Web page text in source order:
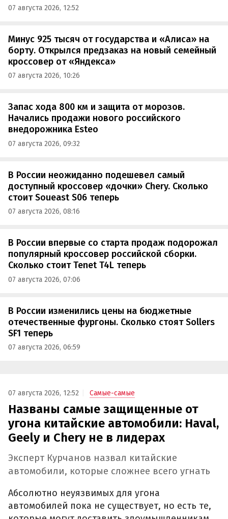
07 августа 2026, 12:52
Минус 925 тысяч от государства и «Алиса» на
борту. Открылся предзаказ на новый семейный
кроссовер от «Яндекса»
07 августа 2026, 10:26
Запас хода 800 км и защита от морозов.
Начались продажи нового российского
внедорожника Esteo
07 августа 2026, 09:32
В России неожиданно подешевел самый
доступный кроссовер «дочки» Chery. Сколько
стоит Soueast S06 теперь
07 августа 2026, 08:16
В России впервые со старта продаж подорожал
популярный кроссовер российской сборки.
Сколько стоит Tenet T4L теперь
07 августа 2026, 07:06
В России изменились цены на бюджетные
отечественные фургоны. Сколько стоят Sollers
SF1 теперь
07 августа 2026, 06:59
07 августа 2026, 12:52 Самые-самые
Названы самые защищенные от
угона китайские автомобили: Haval,
Geely и Chery не в лидерах
Эксперт Курчанов назвал китайские
автомобили, которые сложнее всего угнать
Абсолютно неуязвимых для угона
автомобилей пока не существует, но есть те,